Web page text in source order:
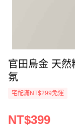
官田烏金 天
氛
宅配滿NT$299免運
NT$399